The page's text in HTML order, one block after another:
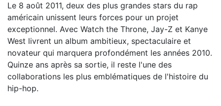
Le 8 août 2011, deux des plus grandes stars du rap
américain unissent leurs forces pour un projet
exceptionnel. Avec Watch the Throne, Jay-Z et Kanye
West livrent un album ambitieux, spectaculaire et
novateur qui marquera profondément les années 2010.
Quinze ans après sa sortie, il reste l'une des
collaborations les plus emblématiques de l'histoire du
hip-hop.